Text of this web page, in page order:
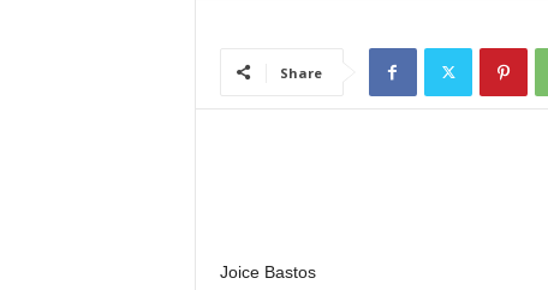
Share
Joice Bastos